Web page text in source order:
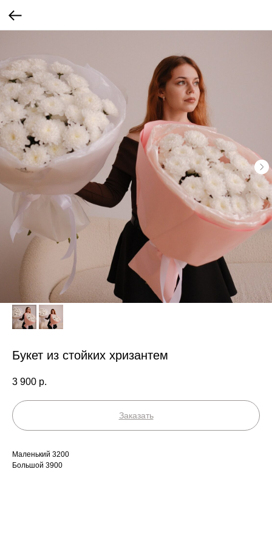
Букет из стойких хризантем
3 900 р.
Заказать
Маленький 3200
Большой 3900